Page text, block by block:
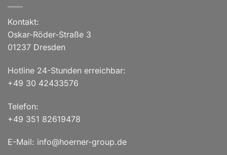
Kontakt:
Oskar-Röder-Straße 3
01237 Dresden
Hotline 24-Stunden erreichbar:
+49 30 42433576
Telefon:
+49 351 82619478
E-Mail: info@hoerner-group.de